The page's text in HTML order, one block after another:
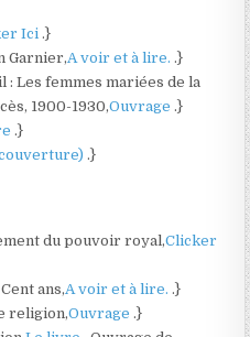
Ici.}
Garnier,A voir et à lire..}
Les femmes mariées de la
1900-1930,Ouvrage.}
.}
.}
du pouvoir royal,Clicker
ans,A voir et à lire..}
religion,Ouvrage.}